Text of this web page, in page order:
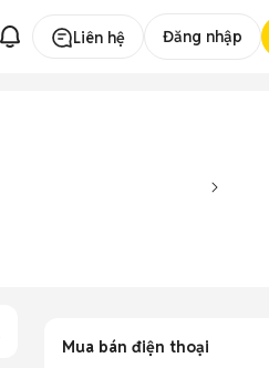
Liên hệ Đăng nhập
Mua bán điện thoại